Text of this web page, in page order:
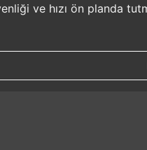
ve hızı ön planda
Sizin için değerli
aynı gün
durumunda
yapabilirsiniz. Bu
satın aldığınız